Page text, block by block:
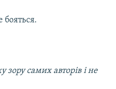
бояться.
зору самих авторів і не